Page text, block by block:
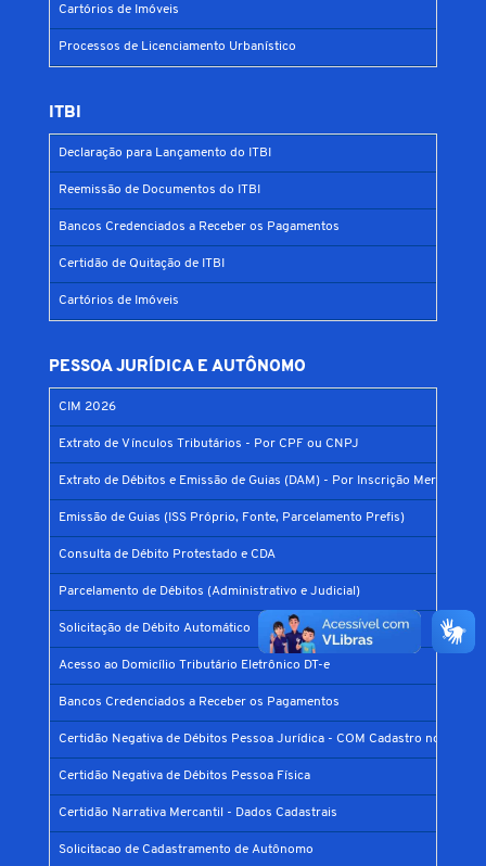
Cartórios de Imóveis
Processos de Licenciamento Urbanístico
ITBI
Declaração para Lançamento do ITBI
Reemissão de Documentos do ITBI
Bancos Credenciados a Receber os Pagamentos
Certidão de Quitação de ITBI
Cartórios de Imóveis
PESSOA JURÍDICA E AUTÔNOMO
CIM 2026
Extrato de Vínculos Tributários - Por CPF ou CNPJ
Extrato de Débitos e Emissão de Guias (DAM) - Por Inscrição Mercantil
Emissão de Guias (ISS Próprio, Fonte, Parcelamento Prefis)
Consulta de Débito Protestado e CDA
Parcelamento de Débitos (Administrativo e Judicial)
Solicitação de Débito Automático
Acesso ao Domicílio Tributário Eletrônico DT-e
Bancos Credenciados a Receber os Pagamentos
Certidão Negativa de Débitos Pessoa Jurídica - COM Cadastro no
Certidão Negativa de Débitos Pessoa Física
Certidão Narrativa Mercantil - Dados Cadastrais
Solicitacao de Cadastramento de Autônomo